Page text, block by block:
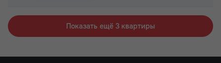
Показать ещё 3 квартиры